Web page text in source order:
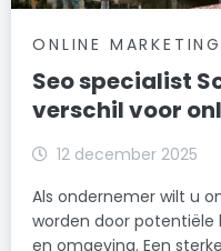
ONLINE
Seo specialist
verschil voor
12 december 2025
Als ondernemer wilt u
worden door potentiële
en omgeving. Een